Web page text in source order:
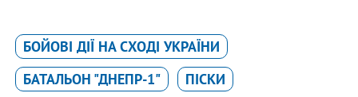
БОЙОВІ ДІЇ НА СХОДІ УКРАЇНИ
БАТАЛЬОН "ДНЕПР-1"
ПІСКИ